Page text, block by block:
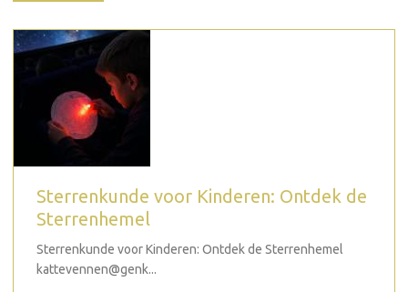
Sterrenkunde voor Kinderen: Ontdek de
Sterrenhemel
Sterrenkunde voor Kinderen: Ontdek de Sterrenhemel
kattevennen@genk...